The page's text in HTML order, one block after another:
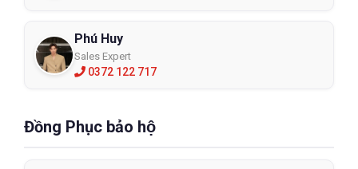
Phú Huy
Sales Expert
0372 122 717
Đồng Phục bảo hộ